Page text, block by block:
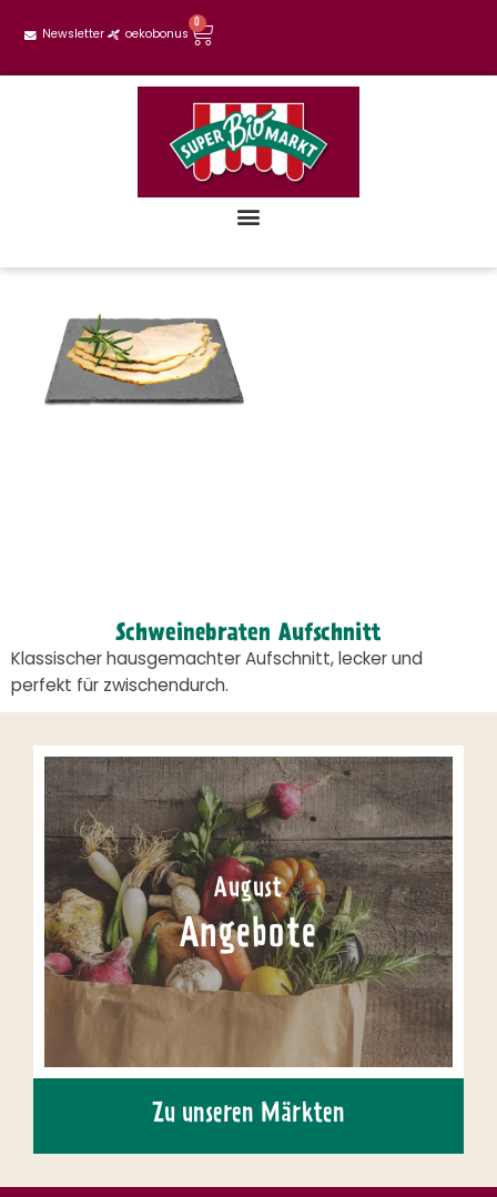
Newsletter oekobonus
0
Schweinebraten Aufschnitt
Klassischer hausgemachter Aufschnitt, lecker und
perfekt für zwischendurch.
August
Angebote
Zu unseren Märkten